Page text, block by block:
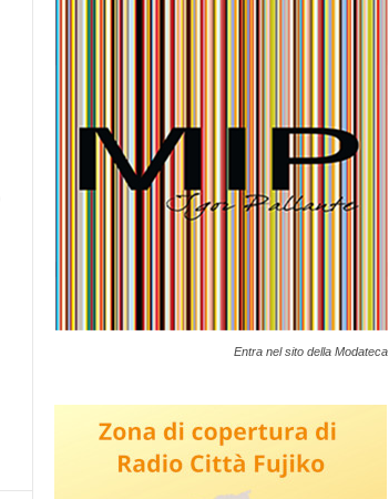
Entra nel sito della Modateca